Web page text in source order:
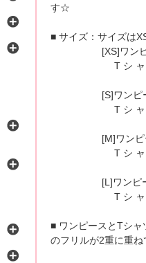
す☆
■ サイズ：サイズは
[XS]ワンピース
T シ ャ ツ：着
[S]ワンピース：
T シ ャ ツ：着
[M]ワンピース：
T シ ャ ツ：着
[L]ワンピース：
T シ ャ ツ：着
■ ワンピースとTシャ
のフリルが2重に重ね